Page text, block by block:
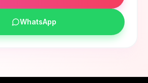
WhatsApp